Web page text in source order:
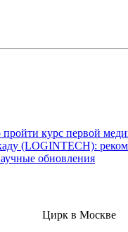
курс первой
(LOGINTECH):
обновления
Цирк в Москве